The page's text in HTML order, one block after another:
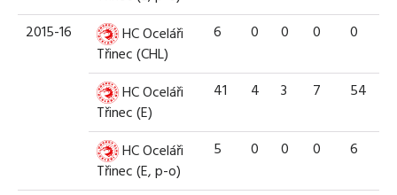
2015-16
HC Oceláři
Třinec (CHL)
6 0 0 0 0
HC Oceláři
Třinec (E)
41 4 3 7 54
HC Oceláři
Třinec (E, p-o)
5 0 0 0 6